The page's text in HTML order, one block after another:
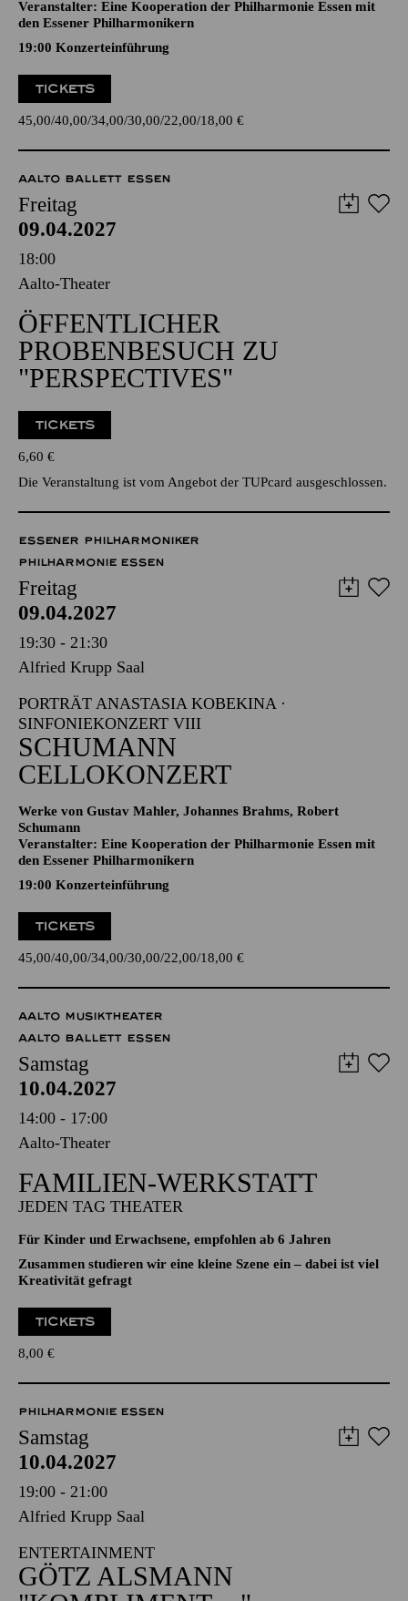
Werke von Gustav Mahler, Johannes Brahms, Robert
Schumann
den Essener Philharmonikern
19:00 Konzerteinführung
45,00 40,00 34,00 30,00 22,00
AALTO BALLETT ESSEN
Freitag
09.04.2027
18:00
Aalto-Theater
ÖFFENTLICHER
PROBENBESUCH ZU
"PERSPECTIVES"
TICKETS
6,60€
Die Veranstaltung ist vom Angebot der TUPcard ausgeschlossen.
ESSENER PHILHARMONIKER
PHILHARMONIE ESSEN
Freitag
09.04.2027
19:30 - 21:30
Alfried Krupp Saal
PORTRÄT ANASTASIA KOBEKINA ·
SINFONIEKONZERT VIII
SCHUMANN
CELLOKONZERT
Werke von Gustav Mahler, Johannes Brahms, Robert
Schumann
den Essener Philharmonikern
19:00 Konzerteinführung
45,00 40,00 34,00 30,00
AALTO MUSIKTHEATER
AALTO BALLETT ESSEN
Samstag
10.04.2027
14:00 - 17:00
Aalto-Theater
FAMILIEN-WERKSTATT
JEDEN TAG THEATER
Zusammen studieren wir eine kleine Szene ein – dabei ist viel
Kreativität gefragt
8,00 €
PHILHARMONIE ESSEN
Samstag
10.04.2027
19:00 - 21:00
Alfried Krupp Saal